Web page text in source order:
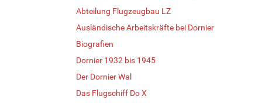
Abteilung Flugzeugbau LZ
Ausländische Arbeitskräfte bei Dornier
Biografien
Dornier 1932 bis 1945
Der Dornier Wal
Das Flugschiff Do X